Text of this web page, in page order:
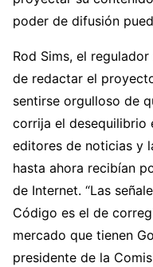
poder de difusión
Rod Sims, el
de redactar el
sentirse orgulloso de
corrija el desequilibrio
editores de noticias y
hasta ahora recibían
de Internet. “Las
Código es el de
mercado que tienen
presidente de la